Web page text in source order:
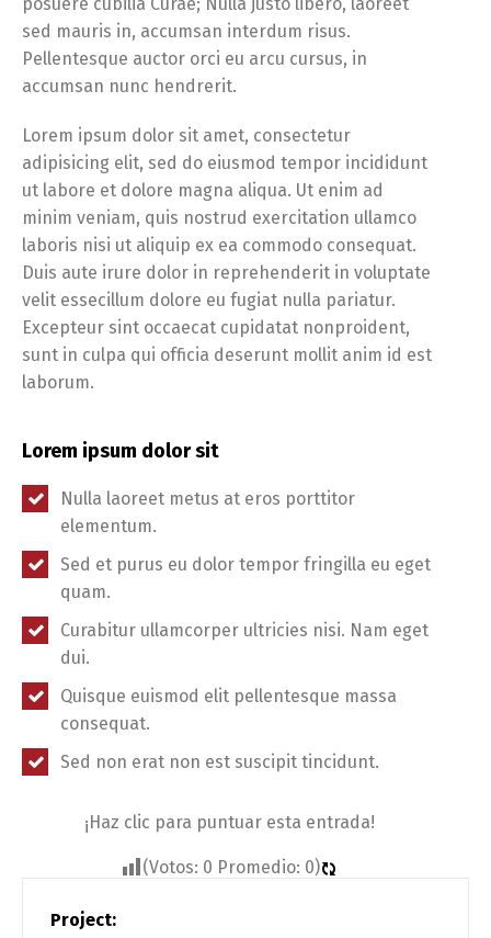
posuere cubilia Curae; Nulla justo libero, laoreet
sed mauris in, accumsan interdum risus.
Pellentesque auctor orci eu arcu cursus, in
accumsan nunc hendrerit.
Lorem ipsum dolor sit amet, consectetur
adipisicing elit, sed do eiusmod tempor incididunt
ut labore et dolore magna aliqua. Ut enim ad
minim veniam, quis nostrud exercitation ullamco
laboris nisi ut aliquip ex ea commodo consequat.
Duis aute irure dolor in reprehenderit in voluptate
velit essecillum dolore eu fugiat nulla pariatur.
Excepteur sint occaecat cupidatat nonproident,
sunt in culpa qui officia deserunt mollit anim id est
laborum.
Lorem ipsum dolor sit
Nulla laoreet metus at eros porttitor
elementum.
Sed et purus eu dolor tempor fringilla eu eget
quam.
Curabitur ullamcorper ultricies nisi. Nam eget
dui.
Quisque euismod elit pellentesque massa
consequat.
Sed non erat non est suscipit tincidunt.
¡Haz clic para puntuar esta entrada!
(Votos: 0 Promedio: 0)
Project: